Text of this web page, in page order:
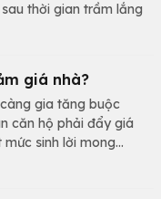
thời gian trầm lắng
giá nhà?
gia tăng buộc
căn hộ phải đẩy giá
sinh lời mong